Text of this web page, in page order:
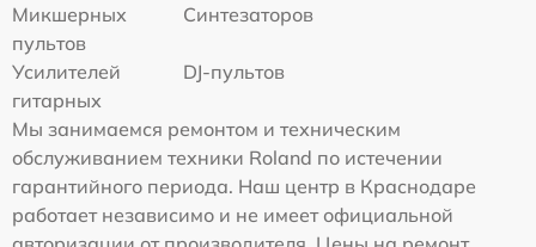
Микшерных
пультов
Синтезаторов
Усилителей
гитарных
DJ-пультов
Мы занимаемся ремонтом и техническим
обслуживанием техники Roland по истечении
гарантийного периода. Наш центр в Краснодаре
работает независимо и не имеет официальной